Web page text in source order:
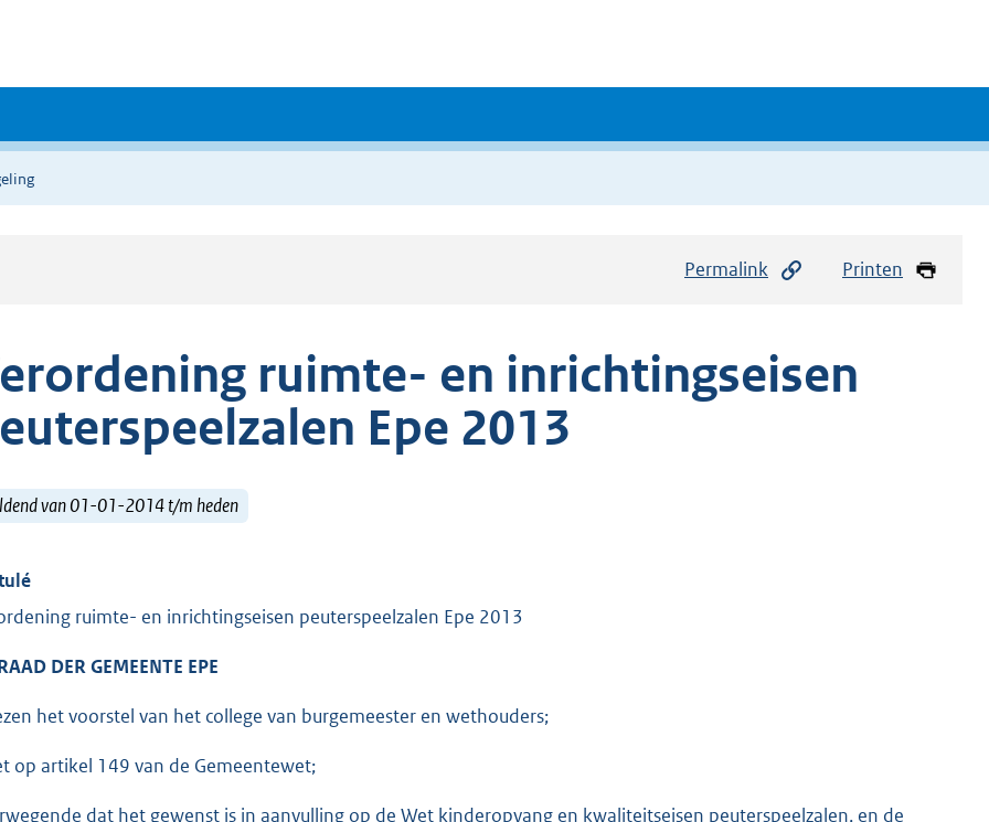
Permalink Printen
ruimte- en inrichtingseisen
Epe 2013
van 01-01-2014 t/m heden
ruimte- en inrichtingseisen peuterspeelzalen Epe 2013
DER GEMEENTE EPE
het voorstel van het college van burgemeester en wethouders;
op artikel 149 van de Gemeentewet;
dat het gewenst is in aanvulling op de Wet kinderopvang en kwaliteitseisen peuterspeelzalen, en de